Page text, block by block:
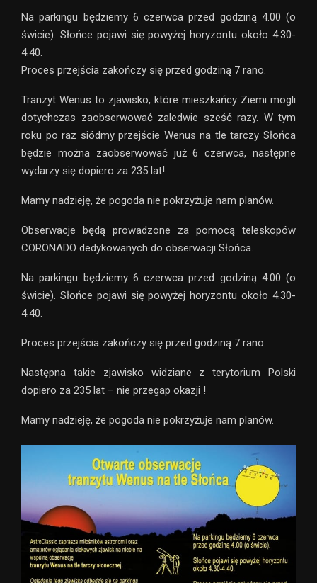
Na parkingu będziemy 6 czerwca przed godziną 4.00 (o
świcie). Słońce pojawi się powyżej horyzontu około 4.30-
4.40.
Proces przejścia zakończy się przed godziną 7 rano.
Tranzyt Wenus to zjawisko, które mieszkańcy Ziemi mogli
dotychczas zaobserwować zaledwie sześć razy. W tym
roku po raz siódmy przejście Wenus na tle tarczy Słońca
będzie można zaobserwować już 6 czerwca, następne
wydarzy się dopiero za 235 lat!
Mamy nadzieję, że pogoda nie pokrzyżuje nam planów.
Obserwacje będą prowadzone za pomocą teleskopów
CORONADO dedykowanych do obserwacji Słońca.
Na parkingu będziemy 6 czerwca przed godziną 4.00 (o
świcie). Słońce pojawi się powyżej horyzontu około 4.30-
4.40.
Proces przejścia zakończy się przed godziną 7 rano.
Następna takie zjawisko widziane z terytorium Polski
dopiero za 235 lat – nie przegap okazji !
Mamy nadzieję, że pogoda nie pokrzyżuje nam planów.